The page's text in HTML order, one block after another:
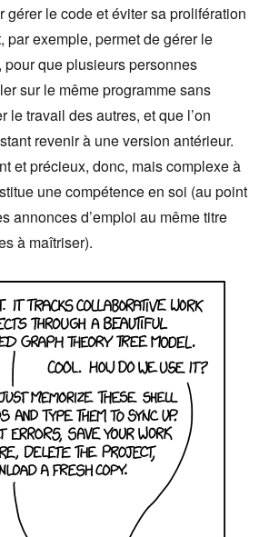
gérer le code et éviter sa prolifération
par exemple, permet de gérer le
pour que plusieurs personnes
sur le même programme sans
le travail des autres, et que l’on
revenir à une version antérieur.
et précieux, donc, mais complexe à
une compétence en soi (au point
annonces d’emploi au même titre
à maîtriser).